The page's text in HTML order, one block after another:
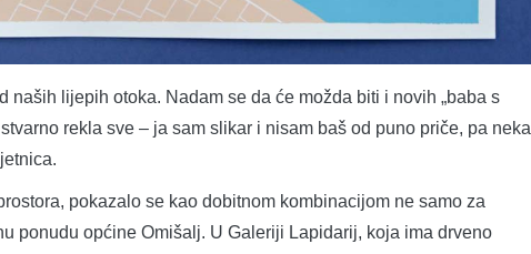
naših lijepih otoka. Nadam se da će možda biti i novih „baba s
rekla sve – ja sam slikar i nisam baš od puno priče, pa neka
pokazalo se kao dobitnom kombinacijom ne samo za
ponudu općine Omišalj. U Galeriji Lapidarij, koja ima drveno